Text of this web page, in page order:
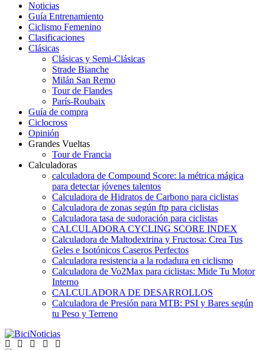
Noticias
Guía Entrenamiento
Ciclismo Femenino
Clasificaciones
Clásicas
Clásicas y Semi-Clásicas
Strade Bianche
Milán San Remo
Tour de Flandes
París-Roubaix
Guía de compra
Ciclocross
Opinión
Grandes Vueltas
Tour de Francia
Calculadoras
calculadora de Compound Score: la métrica mágica
para detectar jóvenes talentos
Calculadora de Hidratos de Carbono para ciclistas
Calculadora de zonas según ftp para ciclistas
Calculadora tasa de sudoración para ciclistas
CALCULADORA CYCLING SCORE INDEX
Calculadora de Maltodextrina y Fructosa: Crea Tus
Geles e Isotónicos Caseros Perfectos
Calculadora resistencia a la rodadura en ciclismo
Calculadora de Vo2Max para ciclistas: Mide Tu Motor
Interno
CALCULADORA DE DESARROLLOS
Calculadora de Presión para MTB: PSI y Bares según
tu Peso y Terreno